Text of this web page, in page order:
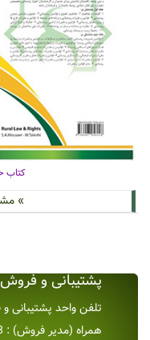
کتاب
»
پشتیبانی و فروش
تلفن واحد پشتیبانی و فروش: 7000 15
همراه (مدیر فروش) : 2208 666 0911